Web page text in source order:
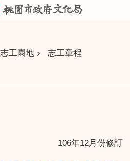
志工園地 志工章程
106年12月份修訂